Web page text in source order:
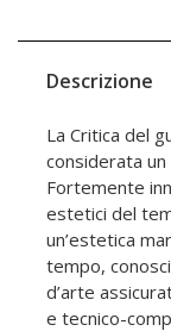
Descrizione
La Critica del
considerata un
Fortemente
estetici del
un’estetica
tempo,
d’arte
e tecnico-